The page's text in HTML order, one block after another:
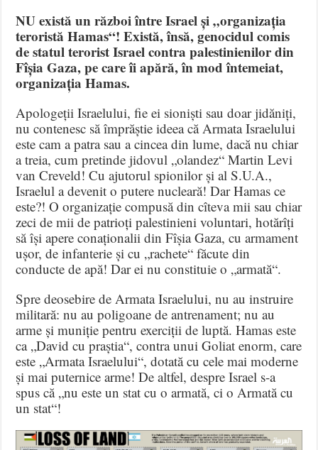
NU există un război între Israel și „organizația
teroristă Hamas“! Există, însă, genocidul comis
de statul terorist Israel contra palestinienilor din
Fîșia Gaza, pe care îi apără, în mod întemeiat,
organizația Hamas.
Apologeții Israelului, fie ei sioniști sau doar jidăniți,
nu contenesc să împrăștie ideea că Armata Israelului
este cam a patra sau a cincea din lume, dacă nu chiar
a treia, cum pretinde jidovul „olandez“ Martin Levi
van Creveld! Cu ajutorul spionilor și al S.U.A.,
Israelul a devenit o putere nucleară! Dar Hamas ce
este?! O organizație compusă din cîteva mii sau chiar
zeci de mii de patrioți palestinieni voluntari, hotărîți
să își apere conaționalii din Fîșia Gaza, cu armament
ușor, de infanterie și cu „rachete“ făcute din
conducte de apă! Dar ei nu constituie o „armată“.
Spre deosebire de Armata Israelului, nu au instruire
militară: nu au poligoane de antrenament; nu au
arme și muniție pentru exerciții de luptă. Hamas este
ca „David cu praștia“, contra unui Goliat enorm, care
este „Armata Israelului“, dotată cu cele mai moderne
și mai puternice arme! De altfel, despre Israel s-a
spus că „nu este un stat cu o armată, ci o Armată cu
un stat“!